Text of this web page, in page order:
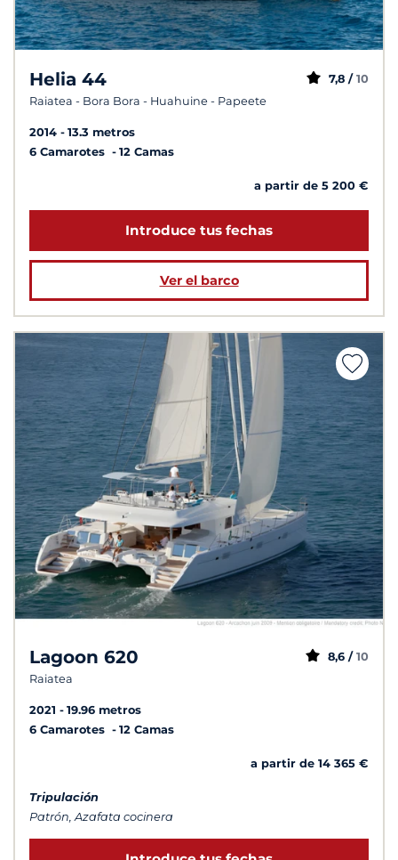
Helia 44
Raiatea - Bora Bora - Huahuine - Papeete
7,8 / 10
2014
13.3 metros
6 Camarotes
12 Camas
a partir de 5 200 €
Introduce tus fechas
Ver el barco
Lagoon 620
Raiatea
8,6 / 10
2021
19.96 metros
6 Camarotes
12 Camas
a partir de 14 365 €
Tripulación
Patrón, Azafata cocinera